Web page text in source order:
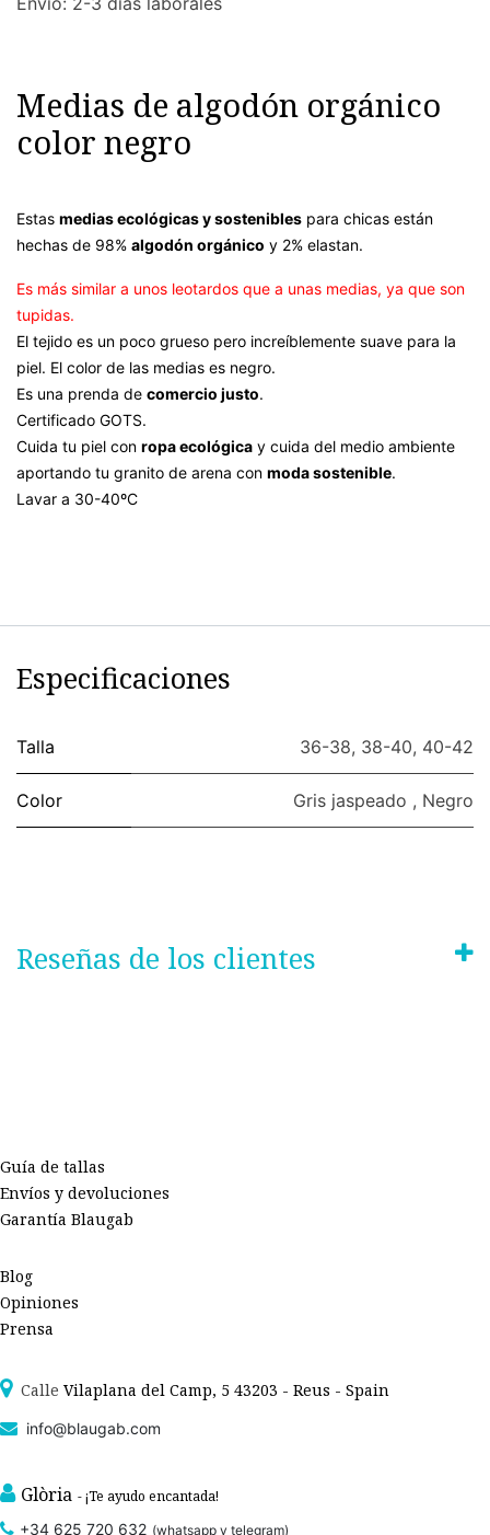
Medias de algodón orgánico
color negro
Estas medias ecológicas y sostenibles para chicas están
hechas de 98% algodón orgánico y 2% elastan.
Es más similar a unos leotardos que a unas medias, ya que son
tupidas.
El tejido es un poco grueso pero increíblemente suave para la
piel. El color de las medias es negro.
Es una prenda de comercio justo.
Certificado GOTS.
Cuida tu piel con ropa ecológica y cuida del medio ambiente
aportando tu granito de arena con moda sostenible.
Lavar a 30-40ºC
Especificaciones
Talla 36-38, 38-40, 40-42
Color Gris jaspeado , Negro
Reseñas de los clientes
Guía de tallas
Envíos y devoluciones
Garantía Blaugab
Blog
Opiniones
Prensa
Calle Vilaplana del Camp, 5 43203 - Reus - Spain
info@blaugab.com
Glòria - ¡Te ayudo encantada!
+34 625 720 632 (whatsapp y telegram)